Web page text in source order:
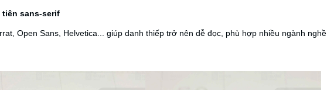
sans-serif
Open Sans, Helvetica... giúp danh thiếp trở nên dễ đọc, phù hợp nhiều ngành nghề.